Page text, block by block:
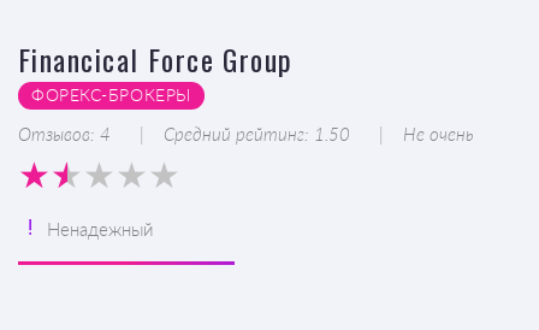
Financical Force Group
ФОРЕКС-БРОКЕРЫ
Отзывов: 4 Средний рейтинг: 1.50 Не очень
Ненадежный